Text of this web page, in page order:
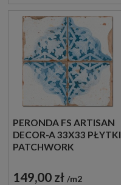
PERONDA FS ARTISAN
DECOR-A 33X33 PŁYTKI
PATCHWORK
149,00 zł m2